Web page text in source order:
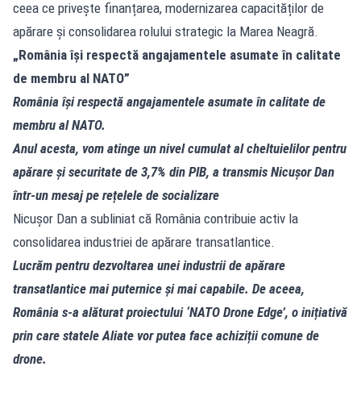
ceea ce privește finanțarea, modernizarea capacităților de
apărare și consolidarea rolului strategic la Marea Neagră.
„România își respectă angajamentele asumate în calitate
de membru al NATO”
România își respectă angajamentele asumate în calitate de
membru al NATO.
Anul acesta, vom atinge un nivel cumulat al cheltuielilor pentru
apărare și securitate de 3,7% din PIB, a transmis Nicușor Dan
într-un mesaj pe rețelele de socializare
Nicușor Dan a subliniat că România contribuie activ la
consolidarea industriei de apărare transatlantice.
Lucrăm pentru dezvoltarea unei industrii de apărare
transatlantice mai puternice și mai capabile. De aceea,
România s-a alăturat proiectului ‘NATO Drone Edge’, o inițiativă
prin care statele Aliate vor putea face achiziții comune de
drone.